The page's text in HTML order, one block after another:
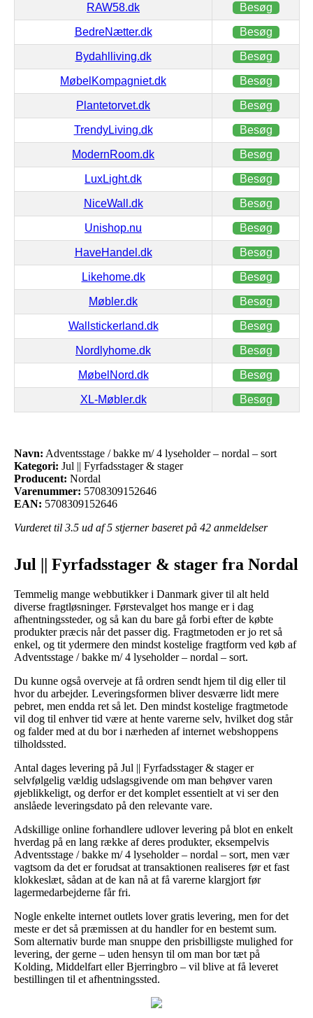
RAW58.dk Besøg
BedreNætter.dk Besøg
Bydahlliving.dk Besøg
MøbelKompagniet.dk Besøg
Plantetorvet.dk Besøg
TrendyLiving.dk Besøg
ModernRoom.dk Besøg
LuxLight.dk Besøg
NiceWall.dk Besøg
Unishop.nu Besøg
HaveHandel.dk Besøg
Likehome.dk Besøg
Møbler.dk Besøg
Wallstickerland.dk Besøg
Nordlyhome.dk Besøg
MøbelNord.dk Besøg
XL-Møbler.dk Besøg
Navn: Adventsstage / bakke m/ 4 lyseholder – nordal – sort
Kategori: Jul || Fyrfadsstager & stager
Producent: Nordal
Varenummer: 5708309152646
EAN: 5708309152646
Vurderet til 3.5 ud af 5 stjerner baseret på 42 anmeldelser
Jul || Fyrfadsstager & stager fra Nordal
Temmelig mange webbutikker i Danmark giver til alt held
diverse fragtløsninger. Førstevalget hos mange er i dag
afhentningssteder, og så kan du bare gå forbi efter de købte
produkter præcis når det passer dig. Fragtmetoden er jo ret så
enkel, og tit ydermere den mindst kostelige fragtform ved køb af
Adventsstage / bakke m/ 4 lyseholder – nordal – sort.
Du kunne også overveje at få ordren sendt hjem til dig eller til
hvor du arbejder. Leveringsformen bliver desværre lidt mere
pebret, men endda ret så let. Den mindst kostelige fragtmetode
vil dog til enhver tid være at hente varerne selv, hvilket dog står
og falder med at du bor i nærheden af internet webshoppens
tilholdssted.
Antal dages levering på Jul || Fyrfadsstager & stager er
selvfølgelig vældig udslagsgivende om man behøver varen
øjeblikkeligt, og derfor er det komplet essentielt at vi ser den
anslåede leveringsdato på den relevante vare.
Adskillige online forhandlere udlover levering på blot en enkelt
hverdag på en lang række af deres produkter, eksempelvis
Adventsstage / bakke m/ 4 lyseholder – nordal – sort, men vær
vagtsom da det er forudsat at transaktionen realiseres før et fast
klokkeslæt, sådan at de kan nå at få varerne klargjort før
lagermedarbejderne får fri.
Nogle enkelte internet outlets lover gratis levering, men for det
meste er det så præmissen at du handler for en bestemt sum.
Som alternativ burde man snuppe den prisbilligste mulighed for
levering, der gerne – uden hensyn til om man bor tæt på
Kolding, Middelfart eller Bjerringbro – vil blive at få leveret
bestillingen til et afhentningssted.